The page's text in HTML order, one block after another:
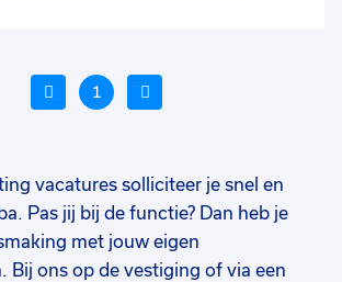
Vorige
1
Voeg
toe
aan
vacatures solliciteer je snel en
Pas jij bij de functie? Dan heb je
met jouw eigen
Bij ons op de vestiging of via een